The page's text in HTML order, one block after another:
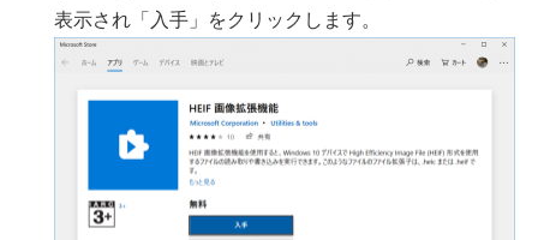
表示され「入手」をクリックします。